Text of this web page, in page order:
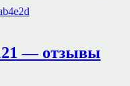
— отзывы